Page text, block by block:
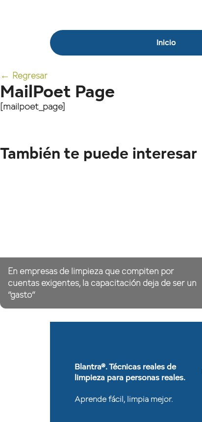
Inicio
← Regresar
MailPoet Page
[mailpoet_page]
También te puede interesar
En empresas de limpieza que compiten por
cuentas exigentes, la capacitación deja de ser un
“gasto”
Blantra®. Técnicas reales de
limpieza para personas reales.
Aprende fácil, limpia mejor.